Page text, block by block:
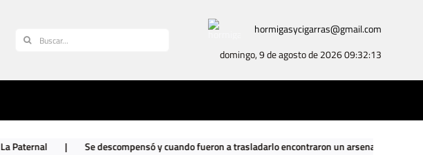
Buscar:
hormigasycigarras@gmail.com
domingo, 9 de agosto de 202609:32:15
Se descompensó y cuando fueron a trasladarlo encontraron un arsenal nazi en su casa